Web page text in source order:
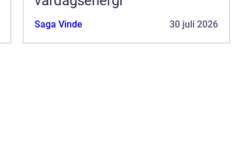
Saga Vinde 30 juli 2026